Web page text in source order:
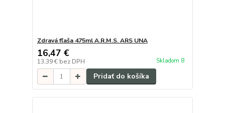
Zdravá fľaša 475ml A.R.M.S. ARS UNA
16,47 €
13,39 € bez DPH Skladom 8
Pridať do košíka